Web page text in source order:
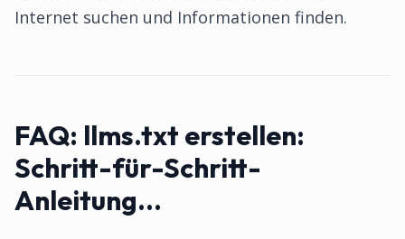
Internet suchen und Informationen finden.
FAQ: llms.txt erstellen:
Schritt-für-Schritt-
Anleitung...